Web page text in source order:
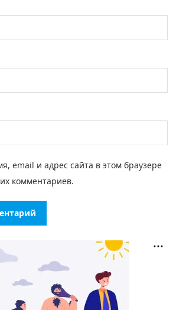
email и адрес сайта в этом браузере
комментариев.